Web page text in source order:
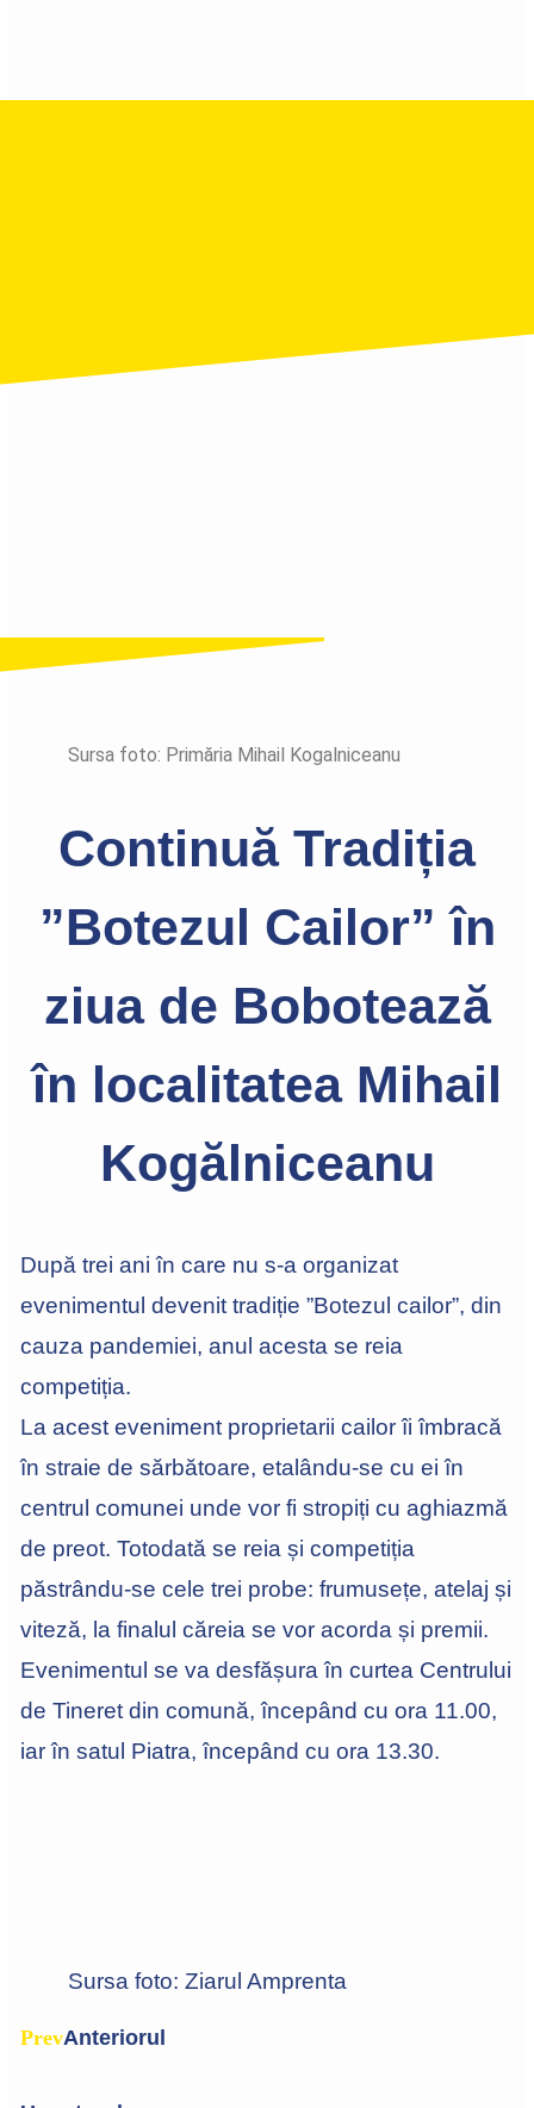
Sursa foto: Primăria Mihail Kogalniceanu
Continuă Tradiția
”Botezul Cailor” în
ziua de Bobotează
în localitatea Mihail
Kogălniceanu
După trei ani în care nu s-a organizat
evenimentul devenit tradiție ”Botezul cailor”, din
cauza pandemiei, anul acesta se reia
competiția.
La acest eveniment proprietarii cailor îi îmbracă
în straie de sărbătoare, etalându-se cu ei în
centrul comunei unde vor fi stropiți cu aghiazmă
de preot. Totodată se reia și competiția
păstrându-se cele trei probe: frumusețe, atelaj și
viteză, la finalul căreia se vor acorda și premii.
Evenimentul se va desfășura în curtea Centrului
de Tineret din comună, începând cu ora 11.00,
iar în satul Piatra, începând cu ora 13.30.
Sursa foto: Ziarul Amprenta
PrevAnteriorul